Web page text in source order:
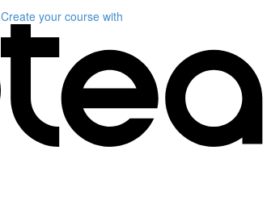
Create your course with